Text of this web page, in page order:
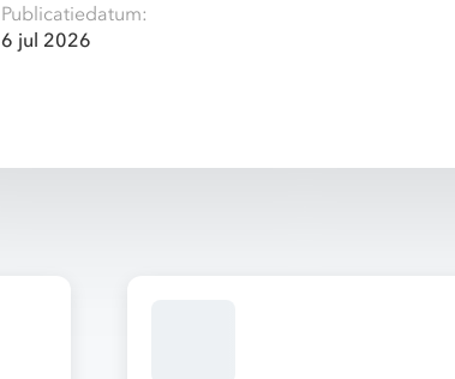
Publicatiedatum:
6 jul 2026